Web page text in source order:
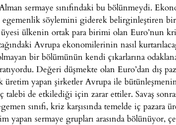
sermaye sınıfındaki bu bölünmeydi.
egemenlik söylemini giderek belirginleştiren
ülkenin ortak para birimi olan Euro’nun
Avrupa ekonomilerinin nasıl
bir bölümünün kendi çıkarlarına
Değeri düşmekte olan Euro’dan dış
üretim yapan şirketler Avrupa ile
de etkilediği için zarar ettiler. Savaş
sınıfı, kriz karşısında temelde iç pazara
yapan sermaye grupları arasında bölünüyor,